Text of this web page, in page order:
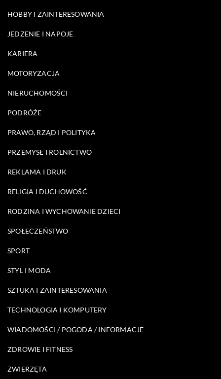
HOBBY I ZAINTERESOWANIA
JEDZENIE I NAPOJE
KARIERA
MOTORYZACJA
NIERUCHOMOŚCI
PODRÓŻE
PRAWO, RZĄD I POLITYKA
PRZEMYSŁ I ROLNICTWO
REKLAMA I DRUK
RELIGIA I DUCHOWOŚĆ
RODZINA I WYCHOWANIE DZIECI
SPOŁECZEŃSTWO
SPORT
STYL I MODA
SZTUKA I ZAINTERESOWANIA
TECHNOLOGIA I KOMPUTERY
WIADOMOŚCI / POGODA / INFORMACJE
ZDROWIE I FITNESS
ZWIERZĘTA